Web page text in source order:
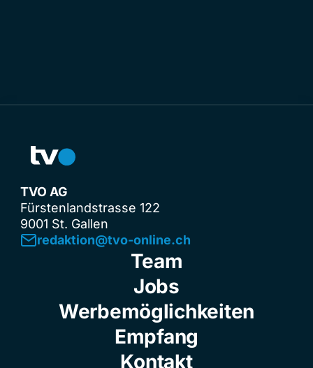
TVO AG
Fürstenlandstrasse 122
9001 St. Gallen
redaktion@tvo-online.ch
Team
Jobs
Werbemöglichkeiten
Empfang
Kontakt